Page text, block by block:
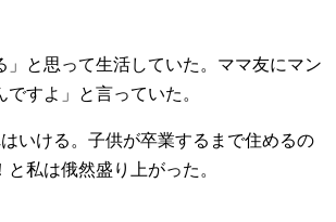
と思って生活していた。ママ友にマン
すよ」と言っていた。
いける。子供が卒業するまで住めるの
私は俄然盛り上がった。